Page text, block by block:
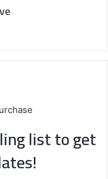
list to get